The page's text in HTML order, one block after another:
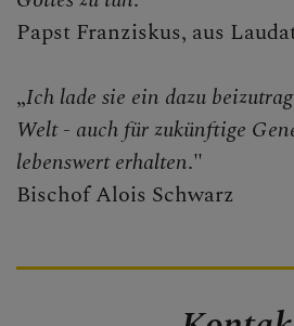
Papst Franziskus, aus
„Ich lade sie ein dazu
Welt - auch für zukünftige
lebenswert erhalten."
Bischof Alois Schwarz